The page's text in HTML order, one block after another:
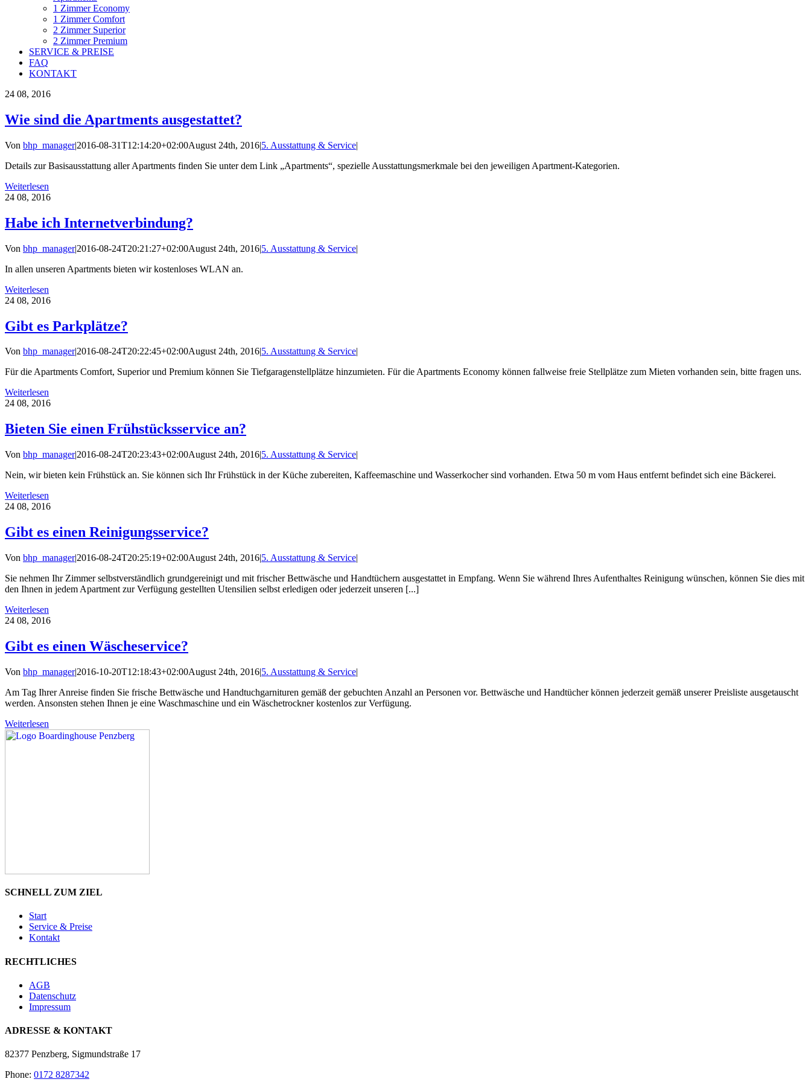
1 Zimmer Economy
1 Zimmer Comfort
2 Zimmer Superior
2 Zimmer Premium
SERVICE & PREISE
FAQ
KONTAKT
24 08, 2016
Wie sind die Apartments ausgestattet?
Von bhp_manager|2016-08-31T12:14:20+02:00August 24th, 2016|5. Ausstattung & Service|
Details zur Basisausstattung aller Apartments finden Sie unter dem Link „Apartments“, spezielle Ausstattungsmerkmale bei den jeweiligen Apartment-Kategorien.
Weiterlesen
24 08, 2016
Habe ich Internetverbindung?
Von bhp_manager|2016-08-24T20:21:27+02:00August 24th, 2016|5. Ausstattung & Service|
In allen unseren Apartments bieten wir kostenloses WLAN an.
Weiterlesen
24 08, 2016
Gibt es Parkplätze?
Von bhp_manager|2016-08-24T20:22:45+02:00August 24th, 2016|5. Ausstattung & Service|
Für die Apartments Comfort, Superior und Premium können Sie Tiefgaragenstellplätze hinzumieten. Für die Apartments Economy können fallweise freie Stellplätze zum Mieten vorhanden sein, bitte fragen uns.
Weiterlesen
24 08, 2016
Bieten Sie einen Frühstücksservice an?
Von bhp_manager|2016-08-24T20:23:43+02:00August 24th, 2016|5. Ausstattung & Service|
Nein, wir bieten kein Frühstück an. Sie können sich Ihr Frühstück in der Küche zubereiten, Kaffeemaschine und Wasserkocher sind vorhanden. Etwa 50 m vom Haus entfernt befindet sich eine Bäckerei.
Weiterlesen
24 08, 2016
Gibt es einen Reinigungsservice?
Von bhp_manager|2016-08-24T20:25:19+02:00August 24th, 2016|5. Ausstattung & Service|
Sie nehmen Ihr Zimmer selbstverständlich grundgereinigt und mit frischer Bettwäsche und Handtüchern ausgestattet in Empfang. Wenn Sie während Ihres Aufenthaltes Reinigung wünschen, können Sie dies mit
den Ihnen in jedem Apartment zur Verfügung gestellten Utensilien selbst erledigen oder jederzeit unseren [...]
Weiterlesen
24 08, 2016
Gibt es einen Wäscheservice?
Von bhp_manager|2016-10-20T12:18:43+02:00August 24th, 2016|5. Ausstattung & Service|
Am Tag Ihrer Anreise finden Sie frische Bettwäsche und Handtuchgarnituren gemäß der gebuchten Anzahl an Personen vor. Bettwäsche und Handtücher können jederzeit gemäß unserer Preisliste ausgetauscht
werden. Ansonsten stehen Ihnen je eine Waschmaschine und ein Wäschetrockner kostenlos zur Verfügung.
Weiterlesen
SCHNELL ZUM ZIEL
Start
Service & Preise
Kontakt
RECHTLICHES
AGB
Datenschutz
Impressum
ADRESSE & KONTAKT
82377 Penzberg, Sigmundstraße 17
Phone: 0172 8287342